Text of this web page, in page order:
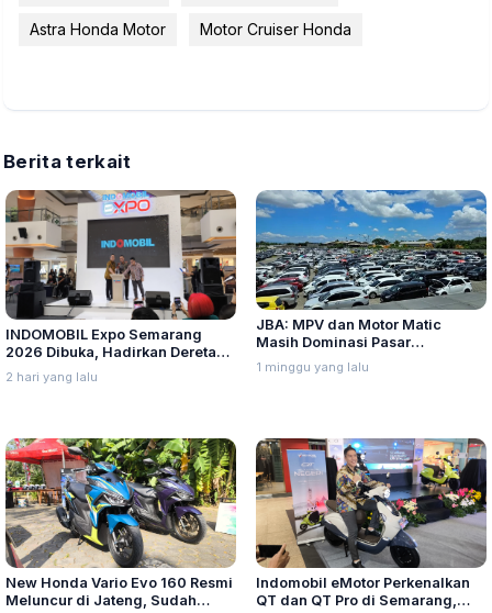
Astra Honda Motor Motor Cruiser Honda
Berita terkait
INDOMOBIL Expo Semarang
2026 Dibuka, Hadirkan Deretan
Kendaraan Listrik Terbaru
2 hari yang lalu
JBA: MPV dan Motor Matic
Masih Dominasi Pasar
Kendaraan Bekas Semester I
2026
1 minggu yang lalu
New Honda Vario Evo 160 Resmi
Meluncur di Jateng, Sudah
Indomobil eMotor Perkenalkan
QT dan QT Pro di Semarang,